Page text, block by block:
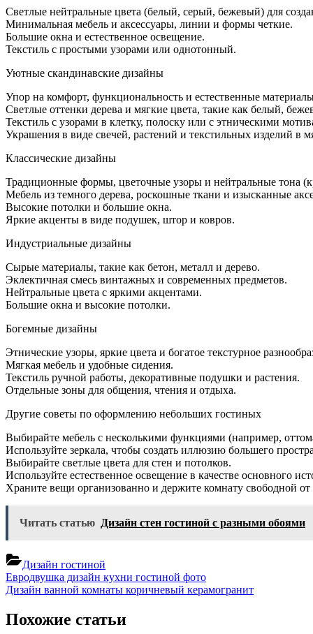
Светлые нейтральные цвета (белый, серый, бежевый) для
Минимальная мебель и аксессуары, линии и формы четкие.
Большие окна и естественное освещение.
Текстиль с простыми узорами или однотонный.
Уютные скандинавские дизайны
Упор на комфорт, функциональность и естественные
Светлые оттенки дерева и мягкие цвета, такие как белый,
Текстиль с узорами в клетку, полоску или с этническими
Украшения в виде свечей, растений и текстильных изделий в
Классические дизайны
Традиционные формы, цветочные узоры и нейтральные тона
Мебель из темного дерева, роскошные ткани и изысканные
Высокие потолки и большие окна.
Яркие акценты в виде подушек, штор и ковров.
Индустриальные дизайны
Сырые материалы, такие как бетон, металл и дерево.
Эклектичная смесь винтажных и современных предметов.
Нейтральные цвета с яркими акцентами.
Большие окна и высокие потолки.
Богемные дизайны
Этнические узоры, яркие цвета и богатое текстурное
Мягкая мебель и удобные сидения.
Текстиль ручной работы, декоративные подушки и растения.
Отдельные зоны для общения, чтения и отдыха.
Другие советы по оформлению небольших гостиных
Выбирайте мебель с несколькими функциями (например,
Используйте зеркала, чтобы создать иллюзию большего
Выбирайте светлые цвета для стен и потолков.
Используйте естественное освещение в качестве основного
Храните вещи организованно и держите комнату свободной от
Читать статью Дизайн стен гостиной с разными обоями
Дизайн гостиной
Навигация
по
записям
Previous
Post:
Евродвушка дизайн кухни гостиной фото
Next
Дизайн ванной комнаты коричневый керамогранит
Похожие статьи